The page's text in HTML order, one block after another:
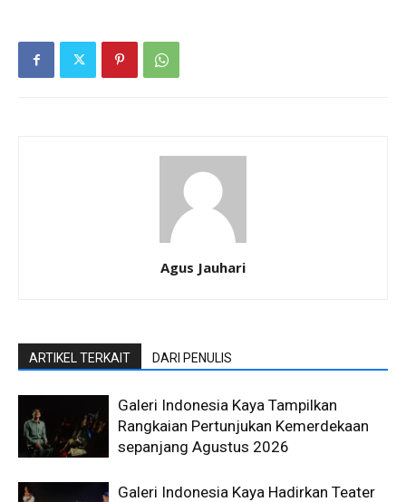
Agus Jauhari
ARTIKEL TERKAIT DARI PENULIS
Galeri Indonesia Kaya Tampilkan
Rangkaian Pertunjukan Kemerdekaan
sepanjang Agustus 2026
Galeri Indonesia Kaya Hadirkan Teater